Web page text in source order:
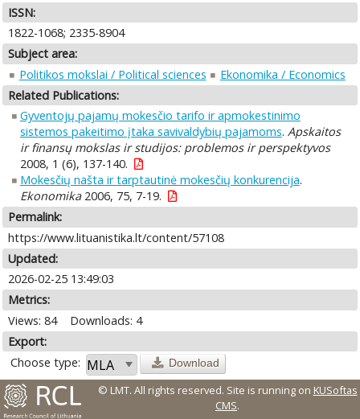
ISSN:
1822-1068; 2335-8904
Subject area:
Politikos mokslai / Political sciences
Ekonomika / Economics
Related Publications:
Gyventojų pajamų mokesčio tarifo ir apmokestinimo
sistemos pakeitimo įtaka savivaldybių pajamoms. Apskaitos
ir finansų mokslas ir studijos: problemos ir perspektyvos
2008, 1 (6), 137-140.
Mokesčių našta ir tarptautinė mokesčių konkurencija.
Ekonomika2006, 75, 7-19.
Permalink:
https://www.lituanistika.lt/content/57108
Updated:
2026-02-25 13:49:03
Metrics:
Views: 84
Downloads: 4
Export:
Choose type:
Download
© LMT. All rights reserved. Site is running on KUSoftas
CMS.